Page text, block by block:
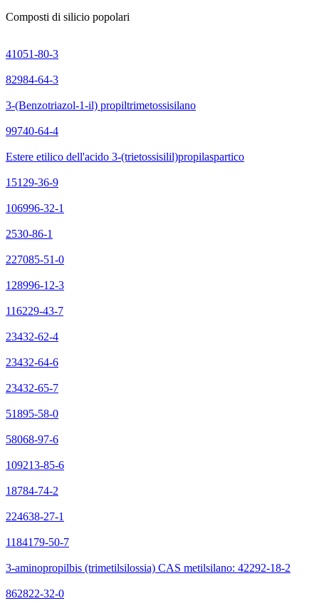
Composti di silicio popolari
41051-80-3
82984-64-3
3-(Benzotriazol-1-il) propiltrimetossisilano
99740-64-4
Estere etilico dell'acido 3-(trietossisilil)propilaspartico
15129-36-9
106996-32-1
2530-86-1
227085-51-0
128996-12-3
116229-43-7
23432-62-4
23432-64-6
23432-65-7
51895-58-0
58068-97-6
109213-85-6
18784-74-2
224638-27-1
1184179-50-7
3-aminopropilbis (trimetilsilossia) CAS metilsilano: 42292-18-2
862822-32-0